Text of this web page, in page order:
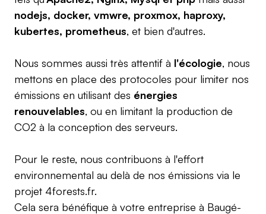
nodejs, docker, vmwre, proxmox, haproxy,
kubertes, prometheus, et bien d'autres.
Nous sommes aussi très attentif à l'écologie, nous
mettons en place des protocoles pour limiter nos
émissions en utilisant des énergies
renouvelables, ou en limitant la production de
CO2 à la conception des serveurs.
Pour le reste, nous contribuons à l'effort
environnemental au delà de nos émissions via le
projet 4forests.fr.
Cela sera bénéfique à votre entreprise à Baugé-